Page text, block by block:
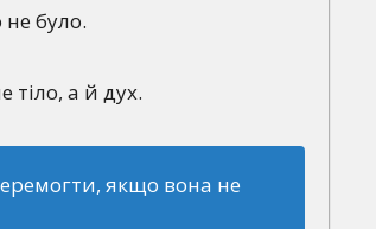
не було.
тіло, а й дух.
якщо вона не